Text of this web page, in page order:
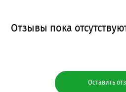
Оставить
Отзывы пока